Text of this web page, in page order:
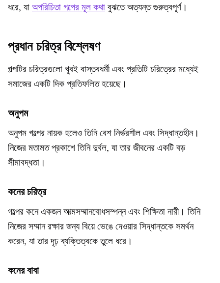
ধরে, যা অপরিচিতা গল্পের মূল কথা বুঝতে অত্যন্ত গুরুত্বপূর্ণ।
প্রধান চরিত্র বিশ্লেষণ
গল্পটির চরিত্রগুলো খুবই বাস্তবধর্মী এবং প্রতিটি চরিত্রের মধ্যেই
সমাজের একটি দিক প্রতিফলিত হয়েছে।
অনুপম
অনুপম গল্পের নায়ক হলেও তিনি বেশ নির্ভরশীল এবং সিদ্ধান্তহীন।
নিজের মতামত প্রকাশে তিনি দুর্বল, যা তার জীবনের একটি বড়
সীমাবদ্ধতা।
কনের চরিত্র
গল্পের কনে একজন আত্মসম্মানবোধসম্পন্ন এবং শিক্ষিতা নারী। তিনি
নিজের সম্মান রক্ষার জন্য বিয়ে ভেঙে দেওয়ার সিদ্ধান্তকে সমর্থন
করেন, যা তার দৃঢ় ব্যক্তিত্বকে তুলে ধরে।
কনের বাবা